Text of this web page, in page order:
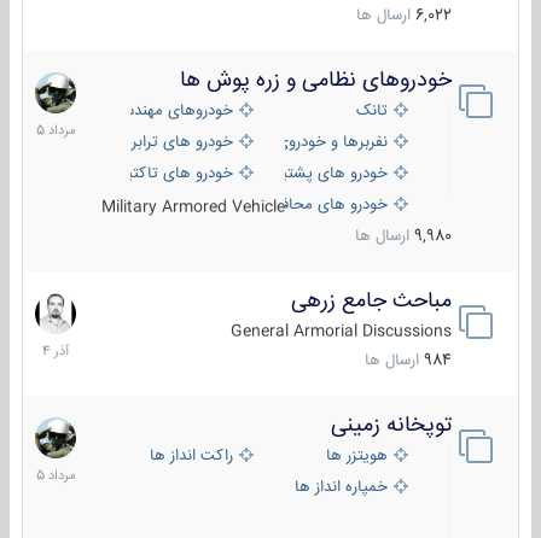
6,022 ارسال ها
خودروهای نظامی و زره پوش ها
تانک
خودروهای مهندسی
نفربرها و خودروی های رزمی پیاده نظام
خودرو های ترابری نظامی
خودرو های پشتیبانی آتش ، شناسایی و ضد تانک
خودرو های تاکتیکی نظامی
خودرو های محافظت شدهMilitary Armored Vehicle
9,980 ارسال ها
2
مرداد
1405
مباحث جامع زرهی
General Armorial Discussions
984 ارسال ها
7
آذر
1404
توپخانه زمینی
هویتزر ها
راکت انداز ها
خمپاره انداز ها
9
مرداد
1405